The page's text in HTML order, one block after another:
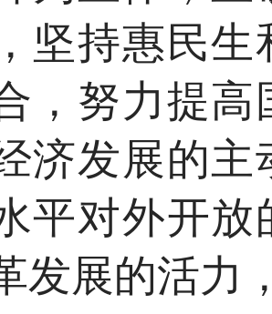
坚持惠民
，努力提
济发展的
平对外开
发展的活力